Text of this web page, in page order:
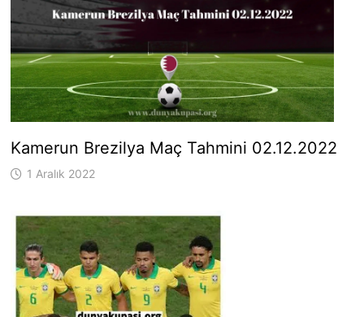
Kamerun Brezilya Maç Tahmini 02.12.2022
1 Aralık 2022